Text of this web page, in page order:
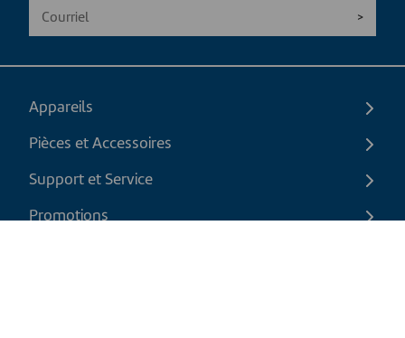
Appareils
Pièces et Accessoires
Support et Service
Promotions